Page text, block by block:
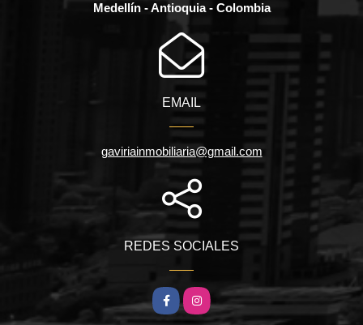
Medellín - Antioquia - Colombia
EMAIL
gaviriainmobiliaria@gmail.com
REDES SOCIALES
FacebookInstagram